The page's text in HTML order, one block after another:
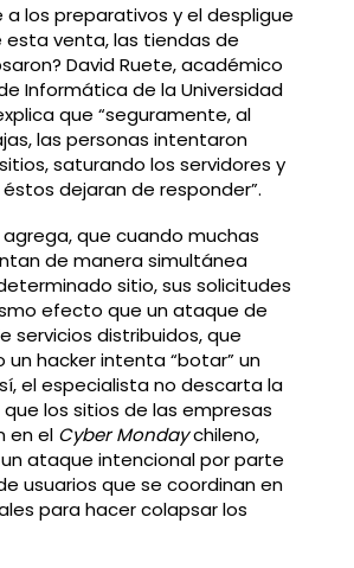
a los preparativos y el despligue
esta venta, las tiendas de
David Ruete, académico
Informática de la Universidad
que “seguramente, al
las personas intentaron
saturando los servidores y
dejaran de responder”.
que cuando muchas
de manera simultánea
sitio, sus solicitudes
efecto que un ataque de
servicios distribuidos, que
un hacker intenta “botar” un
el especialista no descarta la
los sitios de las empresas
en el Cyber Mondaychileno,
ataque intencional por parte
usuarios que se coordinan en
para hacer colapsar los